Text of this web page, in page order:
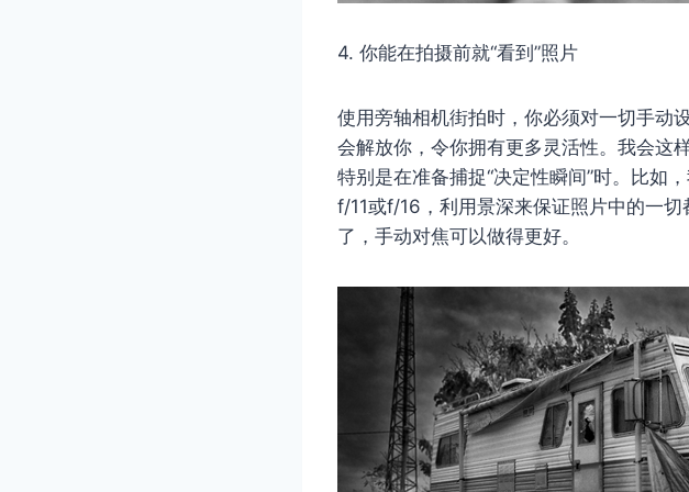
4. 你能在拍摄前就“看到”照片
使用旁轴相机街拍时，你必须对一切手动
会解放你，令你拥有更多灵活性。我会这
特别是在准备捕捉“决定性瞬间”时。比如
f/11或f/16，利用景深来保证照片中的一
了，手动对焦可以做得更好。